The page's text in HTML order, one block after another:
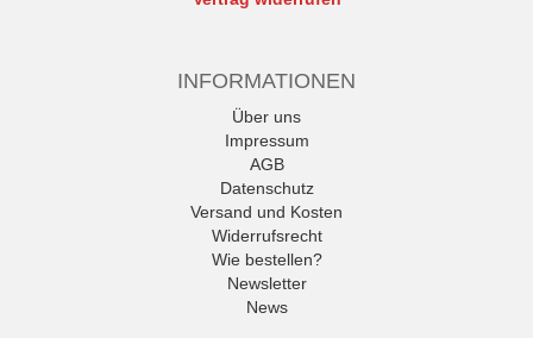
INFORMATIONEN
Über uns
Impressum
AGB
Datenschutz
Versand und Kosten
Widerrufsrecht
Wie bestellen?
Newsletter
News